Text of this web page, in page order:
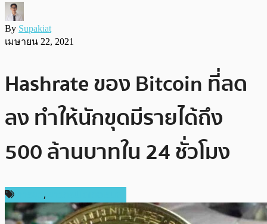
By Supakiat
เมษายน 22, 2021
Hashrate ของ Bitcoin ที่ลด
ลง ทำให้นักขุดมีรายได้ถึง
500 ล้านบาทใน 24 ชั่วโมง
,